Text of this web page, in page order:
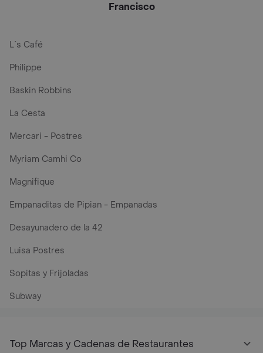
Francisco
L´s Café
Philippe
Baskin Robbins
La Cesta
Mercari - Postres
Myriam Camhi Co
Magnifique
Empanaditas de Pipian - Empanadas
Desayunadero de la 42
Luisa Postres
Sopitas y Frijoladas
Subway
Top Marcas y Cadenas de Restaurantes